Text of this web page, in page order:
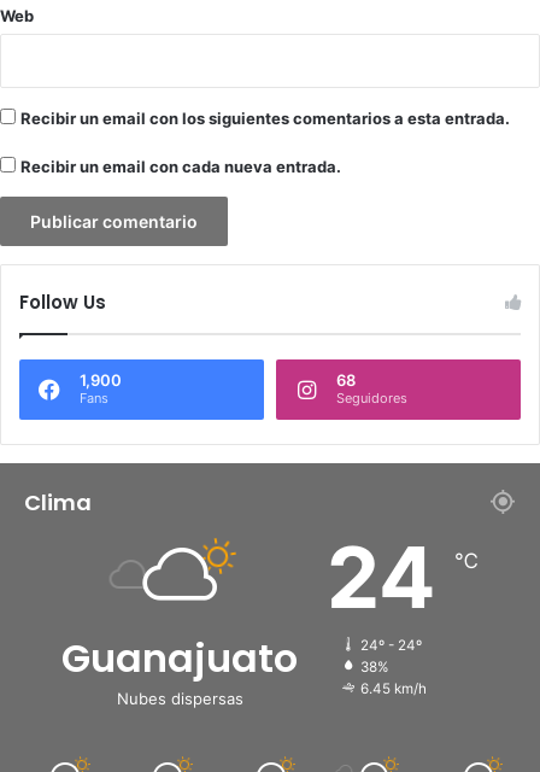
Web
Recibir un email con los siguientes comentarios a esta entrada.
Recibir un email con cada nueva entrada.
Follow Us
1,900
Fans
68
Seguidores
Clima
Guanajuato
Nubes dispersas
24 ℃
24º - 24º
38%
6.45 km/h